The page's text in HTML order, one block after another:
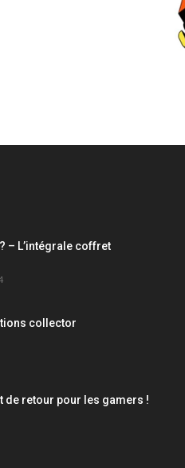
– L’intégrale coffret
collector
de retour pour les gamers !